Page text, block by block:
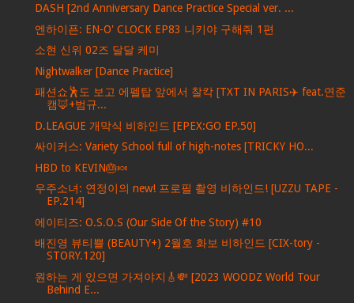
DASH [2nd Anniversary Dance Practice Special ver. ...
엔하이픈: EN-O' CLOCK EP83 니키야 구해줘 1편
소현 신위 02즈 달달 케미
Nightwalker [Dance Practice]
패션쇼🕺도 보고 에펠탑 앞에서 찰칵 [TXT IN PARIS✈️ feat.연준
캠🦊+범규...
D.LEAGUE 개막식 비하인드 [EPEX:GO EP.50]
싸이커스: Variety School full of high-notes [TRICKY HO...
HBD to KEVIN🎂🍬
우주소녀: 연정이의 new! 프로필 촬영 비하인드! [UZZU TAPE -
EP.214]
에이티즈: O.S.O.S (Our Side Of the Story) #10
배진영 뷰티쁠 (BEAUTY+) 2월호 화보 비하인드 [CIX-tory -
STORY.120]
원하는 게 있으면 가져야지🎸💸 [2023 WOODZ World Tour
Behind E...